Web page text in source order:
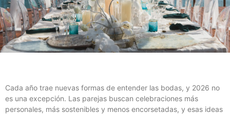
Cada año trae nuevas formas de entender las bodas, y 2026 no
es una excepción. Las parejas buscan celebraciones más
personales, más sostenibles y menos encorsetadas, y esas ideas